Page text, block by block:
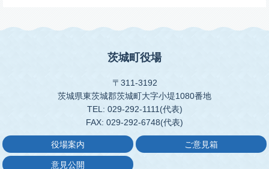
茨城町役場
〒311-3192
茨城県東茨城郡茨城町大字小堤1080番地
TEL: 029-292-1111(代表)
FAX: 029-292-6748(代表)
役場案内 ご意見箱
意見公開